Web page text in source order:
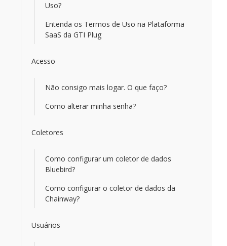
Uso?
Entenda os Termos de Uso na Plataforma
SaaS da GTI Plug
Acesso
Não consigo mais logar. O que faço?
Como alterar minha senha?
Coletores
Como configurar um coletor de dados
Bluebird?
Como configurar o coletor de dados da
Chainway?
Usuários